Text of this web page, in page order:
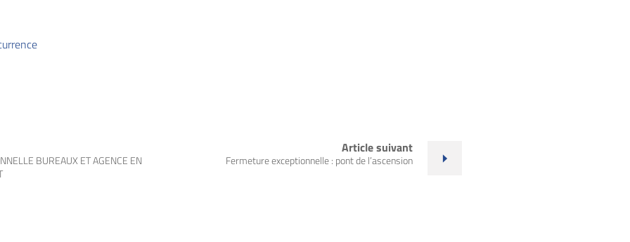
BUREAUX ET AGENCE EN
Article suivant
Fermeture exceptionnelle : pont de l’ascension